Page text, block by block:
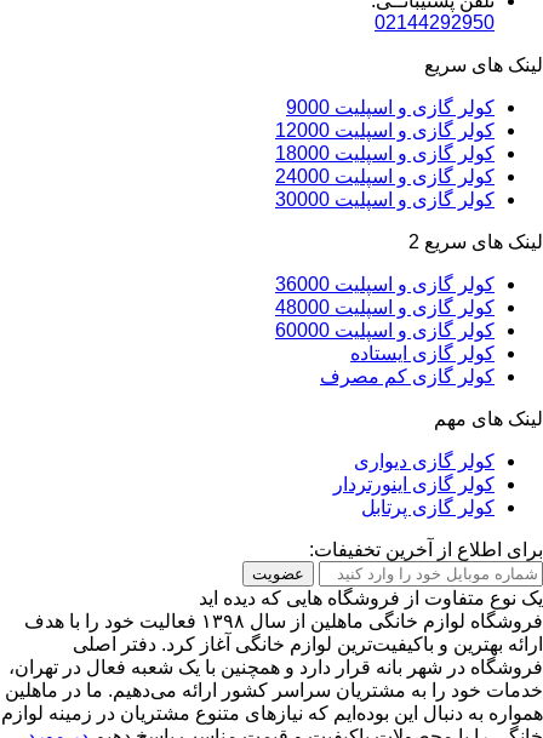
02144292950
لینک های سریع
کولر گازی و اسپلیت 9000
کولر گازی و اسپلیت 12000
کولر گازی و اسپلیت 18000
کولر گازی و اسپلیت 24000
کولر گازی و اسپلیت 30000
لینک های سریع 2
کولر گازی و اسپلیت 36000
کولر گازی و اسپلیت 48000
کولر گازی و اسپلیت 60000
کولر گازی ایستاده
کولر گازی کم مصرف
لینک های مهم
کولر گازی دیواری
کولر گازی اینورتردار
کولر گازی پرتابل
برای اطلاع از آخرین تخفیفات:
عضویت
یک نوع متفاوت از فروشگاه هایی که دیده اید
فروشگاه لوازم خانگی ماهلین از سال ۱۳۹۸ فعالیت خود را با هدف
ارائه بهترین و باکیفیت‌ترین لوازم خانگی آغاز کرد. دفتر اصلی
فروشگاه در شهر بانه قرار دارد و همچنین با یک شعبه فعال در تهران،
خدمات خود را به مشتریان سراسر کشور ارائه می‌دهیم. ما در ماهلین
همواره به دنبال این بوده‌ایم که نیازهای متنوع مشتریان در زمینه لوازم